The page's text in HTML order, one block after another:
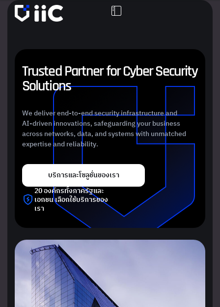
TrustedPartnerforCyberSecurity
Solutions
We deliver end-to-end security infrastructure and
AI-driven innovations, safeguarding your business
across networks, data, and systems with unmatched
expertise and reliability.
บริการและโซลูชั่นของเรา
20 องค์กรทั้งภาครัฐและ
เอกชน เลือกใช้บริการของ
เรา